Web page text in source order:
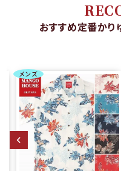
おすすめ定番かり
メンズ